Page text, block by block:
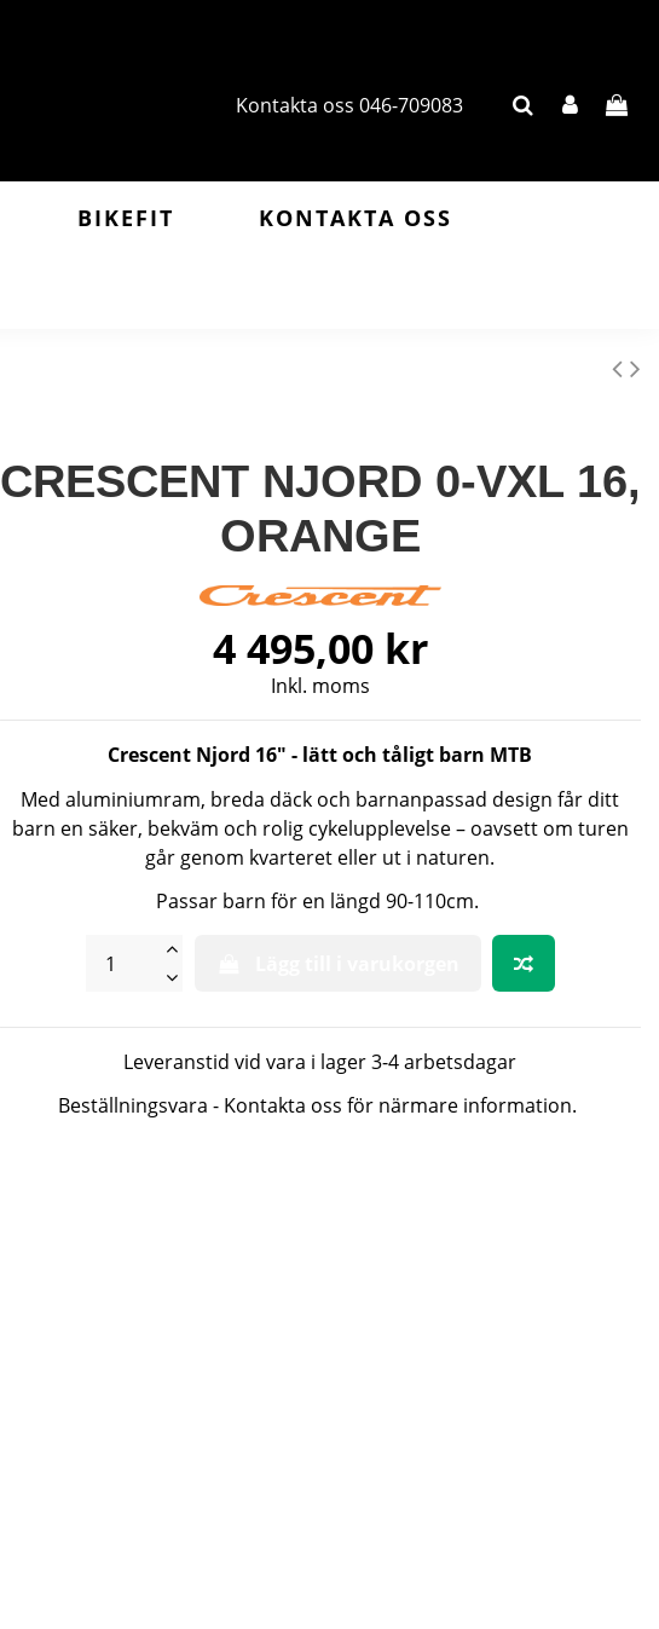
Kontakta oss 046-709083
BIKEFIT KONTAKTA OSS
CRESCENT NJORD 0-VXL 16,
ORANGE
4 495,00 kr
Inkl. moms
Crescent Njord 16" - lätt och tåligt barn MTB
Med aluminiumram, breda däck och barnanpassad design får ditt
barn en säker, bekväm och rolig cykelupplevelse – oavsett om turen
går genom kvarteret eller ut i naturen.
Passar barn för en längd 90-110cm.
Leveranstid vid vara i lager 3-4 arbetsdagar
Beställningsvara - Kontakta oss för närmare information.